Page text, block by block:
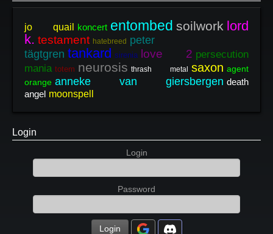
jo quail koncert entombed soilwork lord
k. testament hatebreed peter
tägtgren tankard sirenia love 2 persecution
mania totem neurosis thrash metal saxon agent
orange anneke van giersbergen death
angel moonspell
Login
Login
Password
Login